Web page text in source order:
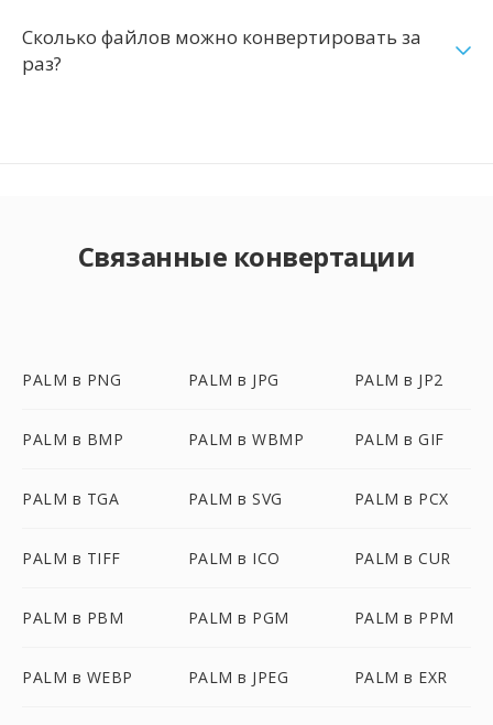
Сколько файлов можно конвертировать за
раз?
Связанные конвертации
PALM в PNG PALM в JPG PALM в JP2
PALM в BMP PALM в WBMP PALM в GIF
PALM в TGA PALM в SVG PALM в PCX
PALM в TIFF PALM в ICO PALM в CUR
PALM в PBM PALM в PGM PALM в PPM
PALM в WEBP PALM в JPEG PALM в EXR